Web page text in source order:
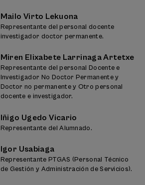
Mailo Virto Lekuona
Representante del personal docente
investigador doctor permanente.
Miren Elixabete Larrinaga Artetxe
Representante del personal Docente e
Investigador No Doctor Permanente y
Doctor no permanente y Otro personal
docente e investigador.
Iñigo Ugedo Vicario
Representante del Alumnado.
Igor Usabiaga
Representante PTGAS (Personal Técnico
de Gestión y Administración de Servicios).